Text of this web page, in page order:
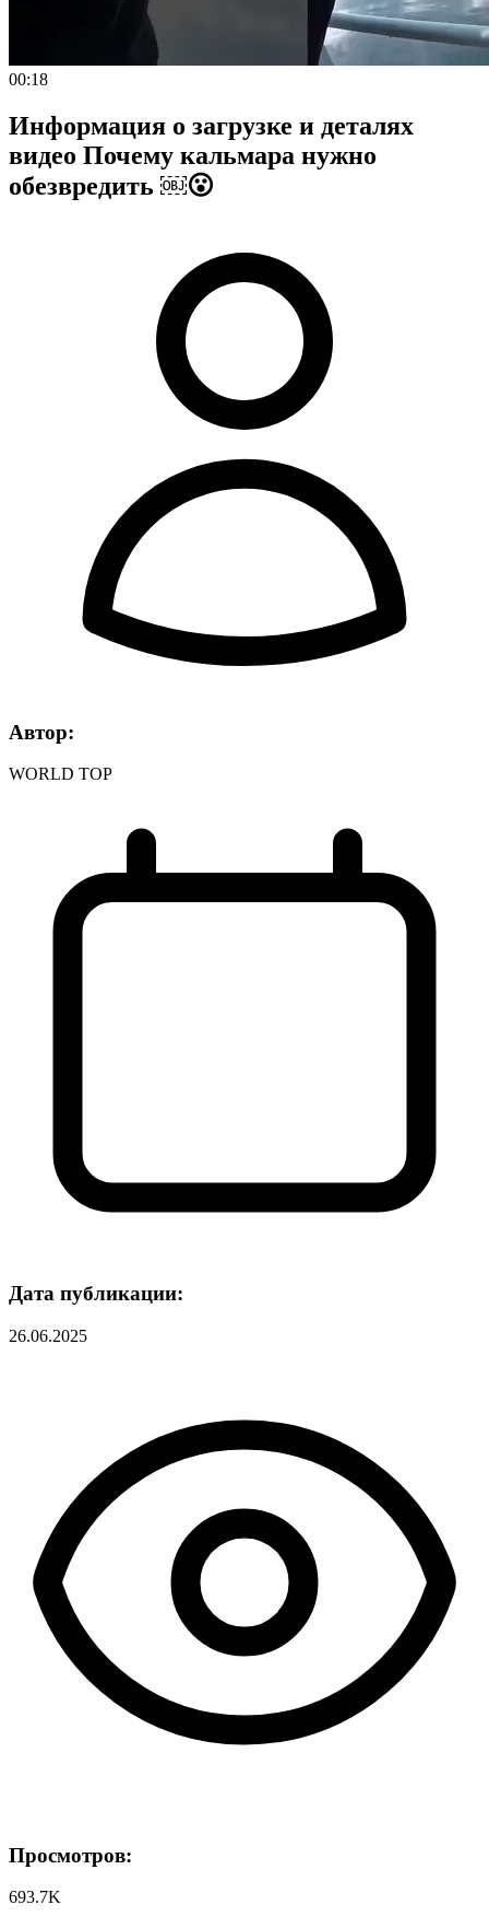
00:18
Информация о загрузке и деталях
видео Почему кальмара нужно
обезвредить ￼😮
Автор:
WORLD TOP
Дата публикации:
26.06.2025
Просмотров:
693.7K